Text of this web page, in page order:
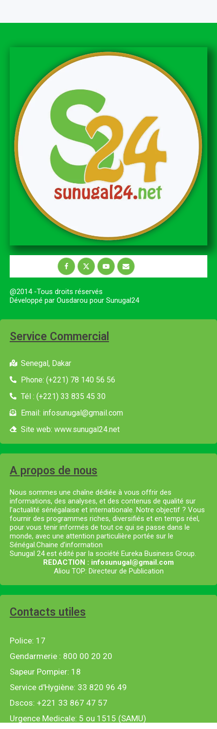
@2014 -Tous droits réservés
Développé par Ousdarou pour Sunugal24
Service Commercial
Senegal, Dakar
Phone: (+221) 78 140 56 56
Tél : (+221) 33 835 45 30
Email: infosunugal@gmail.com
Site web: www.sunugal24.net
A propos de nous
Nous sommes une chaîne dédiée à vous offrir des
informations, des analyses, et des contenus de qualité sur
l’actualité sénégalaise et internationale. Notre objectif ? Vous
fournir des programmes riches, diversifiés et en temps réel,
pour vous tenir informés de tout ce qui se passe dans le
monde, avec une attention particulière portée sur le
Sénégal.Chaine d’information
Sunugal 24 est édité par la société Eureka Business Group.
REDACTION : infosunugal@gmail.com
Aliou TOP: Directeur de Publication
Contacts utiles
Police: 17
Gendarmerie : 800 00 20 20
Sapeur Pompier: 18
Service d'Hygiène: 33 820 96 49
Dscos: +221 33 867 47 57
Urgence Medicale: 5 ou 1515 (SAMU)